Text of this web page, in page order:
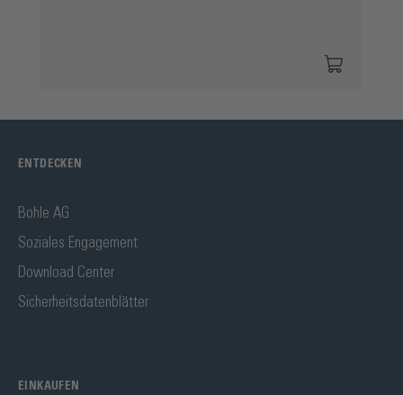
ENTDECKEN
Bohle AG
Soziales Engagement
Download Center
Sicherheitsdatenblätter
EINKAUFEN